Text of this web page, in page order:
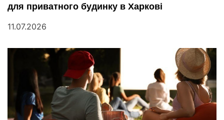
для приватного будинку в Харкові
11.07.2026